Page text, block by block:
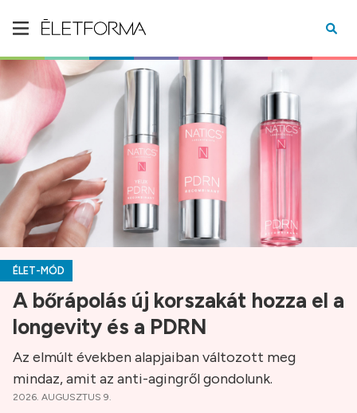
ÉLET-MÓD
A bőrápolás új korszakát hozza el a
longevity és a PDRN
Az elmúlt években alapjaiban változott meg
mindaz, amit az anti-agingről gondolunk.
2026. AUGUSZTUS 9.